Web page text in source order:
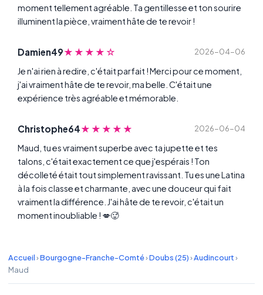
Accueil›Bourgogne-Franche-Comté›Doubs (25)›Audincourt›
Maud
moment tellement agréable. Ta gentillesse et ton sourire
illuminent la pièce, vraiment hâte de te revoir !
Damien49★★★★☆ 2026-04-06
Je n'ai rien à redire, c'était parfait ! Merci pour ce moment,
j'ai vraiment hâte de te revoir, ma belle. C'était une
expérience très agréable et mémorable.
Christophe64★★★★★ 2026-06-04
Maud, tu es vraiment superbe avec ta jupette et tes
talons, c'était exactement ce que j'espérais ! Ton
décolleté était tout simplement ravissant. Tu es une Latina
à la fois classe et charmante, avec une douceur qui fait
vraiment la différence. J'ai hâte de te revoir, c'était un
moment inoubliable ! 💋🥵